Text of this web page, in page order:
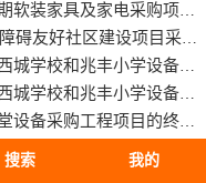
G1-00001-GXLC）中标单位商务标作为附件上传的公告
设项目采购更正公告（第一次）
设备购置项目公开招标[澄清公告]
丰小学设备购置项目公开招标
采购工程项目的终止公告
次)结果更正公告（第一次）
搜索 我的